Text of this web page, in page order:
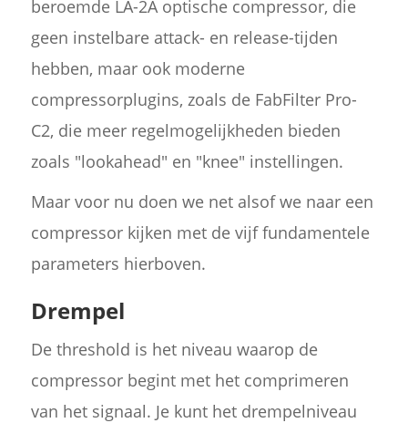
beroemde LA-2A optische compressor, die
geen instelbare attack- en release-tijden
hebben, maar ook moderne
compressorplugins, zoals de FabFilter Pro-
C2, die meer regelmogelijkheden bieden
zoals "lookahead" en "knee" instellingen.
Maar voor nu doen we net alsof we naar een
compressor kijken met de vijf fundamentele
parameters hierboven.
Drempel
De threshold is het niveau waarop de
compressor begint met het comprimeren
van het signaal. Je kunt het drempelniveau